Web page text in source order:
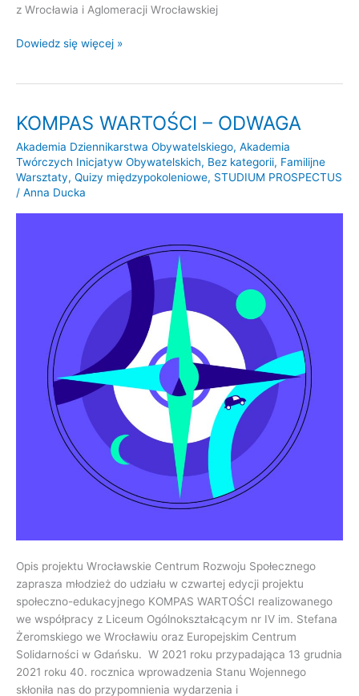
z Wrocławia i Aglomeracji Wrocławskiej
Dowiedz się więcej »
KOMPAS WARTOŚCI – ODWAGA
Akademia Dziennikarstwa Obywatelskiego, Akademia
Twórczych Inicjatyw Obywatelskich, Bez kategorii, Familijne
Warsztaty, Quizy międzypokoleniowe, STUDIUM PROSPECTUS
/ Anna Ducka
Opis projektu Wrocławskie Centrum Rozwoju Społecznego
zaprasza młodzież do udziału w czwartej edycji projektu
społeczno-edukacyjnego KOMPAS WARTOŚCI realizowanego
we współpracy z Liceum Ogólnokształcącym nr IV im. Stefana
Żeromskiego we Wrocławiu oraz Europejskim Centrum
Solidarności w Gdańsku. W 2021 roku przypadająca 13 grudnia
2021 roku 40. rocznica wprowadzenia Stanu Wojennego
skłoniła nas do przypomnienia wydarzenia i
KOMPAS
–
ODWAGA